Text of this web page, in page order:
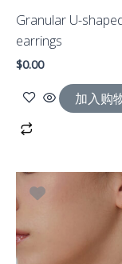
Granular U-
earrings
$0.00
加入购